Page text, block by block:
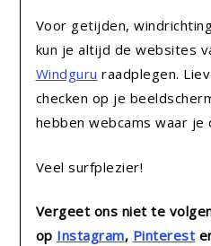
Voor getijden,
kun je altijd de websites
Windguru raadplegen.
checken op je
hebben webcams waar je
Veel surfplezier!
Vergeet ons niet te
op Instagram, Pinterest